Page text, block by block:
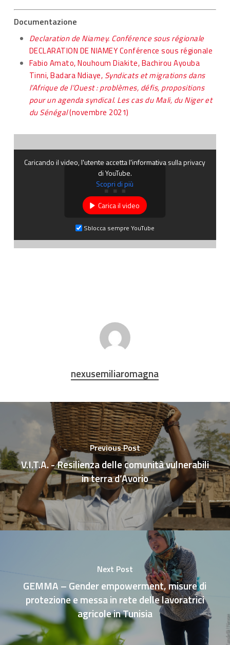
Documentazione
Declaration de Niamey. Conférence sous régionale
DECLARATION DE NIAMEY Conférence sous régionale
Fabio Amato, Nouhoum Diakite, Bachirou Ayouba
Tinni, Badara Ndiaye, Syndicats et migrations dans
l’Afrique de l’Ouest : problèmes, défis, propositions
pour un agenda syndical. Les cas du Mali, du Niger et
du Sénégal(novembre 2021)
Caricando il video, l'utente accetta l'informativa sulla privacy
di YouTube.
Scopri di più
Carica il video
Sblocca sempre YouTube
nexusemiliaromagna
Previous Post
V.I.T.A. - Resilienza delle comunità vulnerabili
in terra d’Avorio
Next Post
GEMMA – Gender empowerment, misure di
protezione e messa in rete delle lavoratrici
agricole in Tunisia